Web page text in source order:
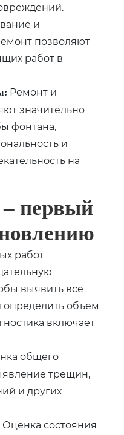
и
позволяют
работ в
Ремонт и
значительно
фонтана,
и
на
– первый
работ
выявить все
объем
включает
общего
трещин,
и других
Оценка состояния